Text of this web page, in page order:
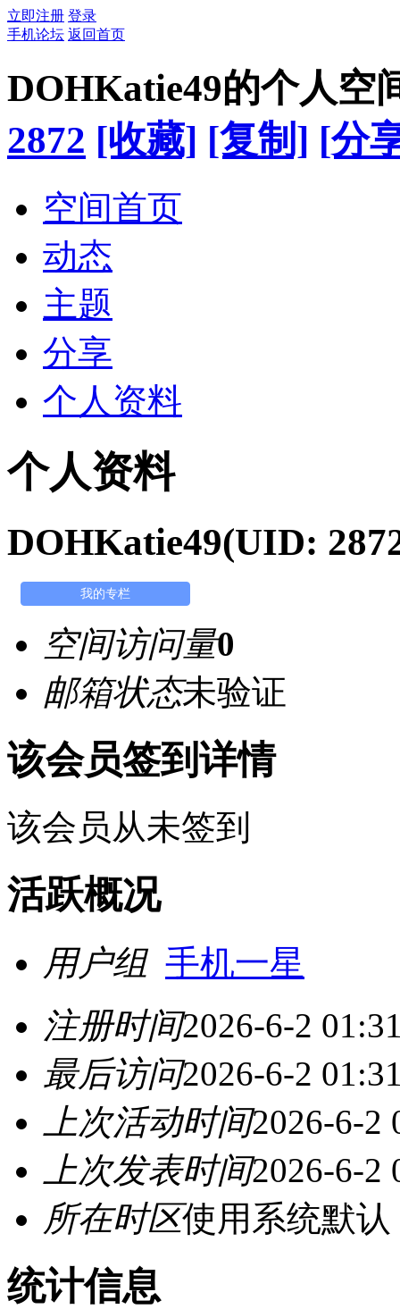
立即注册 登录
手机论坛 返回首页
DOHKatie49的个人空
2872 [收藏] [复制] [分
空间首页
动态
主题
分享
个人资料
个人资料
DOHKatie49(UID:
我的专栏
空间访问量0
邮箱状态未验证
该会员签到详情
该会员从未签到
活跃概况
用户组 手机一星
注册时间2026-6-2
最后访问2026-6-2
上次活动时间2026-6-2
上次发表时间2026-6-2
所在时区使用系统默认
统计信息